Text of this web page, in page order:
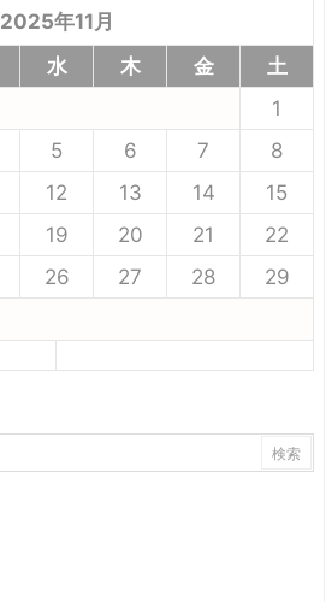
2025年11月
水 木 金
土
1
5 6 7
8
12 13 14
15
19 20 21
22
26 27 28
29